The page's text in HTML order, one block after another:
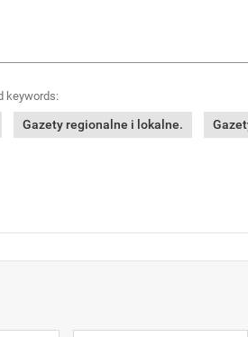
keywords:
Gazety regionalne i lokalne.